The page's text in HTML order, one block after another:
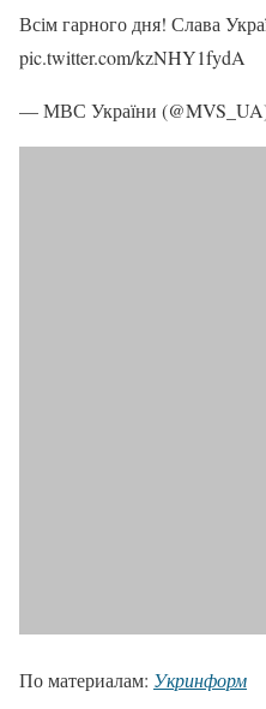
Всім гарного дня! Слава
pic.twitter.com/kzNHY1fydA
— МВС України (@MVS_UA)
По материалам: Укринформ